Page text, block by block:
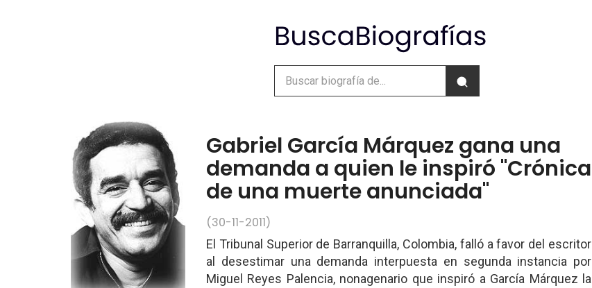
Gabriel García Márquez gana una
demanda a quien le inspiró "Crónica
de una muerte anunciada"
(30-11-2011)
El Tribunal Superior de Barranquilla, Colombia, falló a favor del escritor
al desestimar una demanda interpuesta en segunda instancia por
Miguel Reyes Palencia, nonagenario que inspiró a García Márquez la